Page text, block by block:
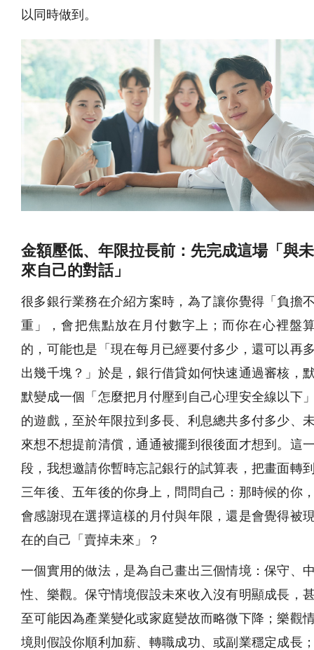
以同時做到。
金額壓低、年限拉長前：先完成這場「與未
來自己的對話」
很多銀行業務在介紹方案時，為了讓你覺得「負擔
重」，會把焦點放在月付數字上；而你在心裡盤
的，可能也是「現在每月已經要付多少，還可以再
出幾千塊？」於是，銀行借貸如何快速通過審核，
默變成一個「怎麼把月付壓到自己心理安全線以下
的遊戲，至於年限拉到多長、利息總共多付多少、
來想不想提前清償，通通被擺到很後面才想到。這
段，我想邀請你暫時忘記銀行的試算表，把畫面轉
三年後、五年後的你身上，問問自己：那時候的你
會感謝現在選擇這樣的月付與年限，還是會覺得被
在的自己「賣掉未來」？
一個實用的做法，是為自己畫出三個情境：保守、
性、樂觀。保守情境假設未來收入沒有明顯成長，
至可能因為產業變化或家庭變故而略微下降；樂觀
境則假設你順利加薪、轉職成功、或副業穩定成長